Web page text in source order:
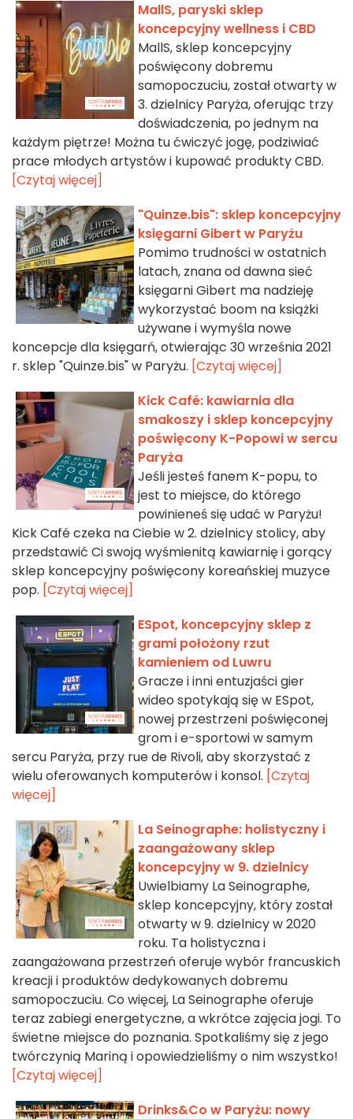
MallS, paryski sklep
koncepcyjny wellness i CBD
MallS, sklep koncepcyjny
poświęcony dobremu
samopoczuciu, został otwarty w
3. dzielnicy Paryża, oferując trzy
doświadczenia, po jednym na
każdym piętrze! Można tu ćwiczyć jogę, podziwiać
prace młodych artystów i kupować produkty CBD.
[Czytaj więcej]
"Quinze.bis": sklep koncepcyjny
księgarni Gibert w Paryżu
Pomimo trudności w ostatnich
latach, znana od dawna sieć
księgarni Gibert ma nadzieję
wykorzystać boom na książki
używane i wymyśla nowe
koncepcje dla księgarń, otwierając 30 września 2021
r. sklep "Quinze.bis" w Paryżu. [Czytaj więcej]
Kick Café: kawiarnia dla
smakoszy i sklep koncepcyjny
poświęcony K-Popowi w sercu
Paryża
Jeśli jesteś fanem K-popu, to
jest to miejsce, do którego
powinieneś się udać w Paryżu!
Kick Café czeka na Ciebie w 2. dzielnicy stolicy, aby
przedstawić Ci swoją wyśmienitą kawiarnię i gorący
sklep koncepcyjny poświęcony koreańskiej muzyce
pop. [Czytaj więcej]
ESpot, koncepcyjny sklep z
grami położony rzut
kamieniem od Luwru
Gracze i inni entuzjaści gier
wideo spotykają się w ESpot,
nowej przestrzeni poświęconej
grom i e-sportowi w samym
sercu Paryża, przy rue de Rivoli, aby skorzystać z
wielu oferowanych komputerów i konsol. [Czytaj
więcej]
La Seinographe: holistyczny i
zaangażowany sklep
koncepcyjny w 9. dzielnicy
Uwielbiamy La Seinographe,
sklep koncepcyjny, który został
otwarty w 9. dzielnicy w 2020
roku. Ta holistyczna i
zaangażowana przestrzeń oferuje wybór francuskich
kreacji i produktów dedykowanych dobremu
samopoczuciu. Co więcej, La Seinographe oferuje
teraz zabiegi energetyczne, a wkrótce zajęcia jogi. To
świetne miejsce do poznania. Spotkaliśmy się z jego
twórczynią Mariną i opowiedzieliśmy o nim wszystko!
[Czytaj więcej]
Drinks&Co w Paryżu: nowy